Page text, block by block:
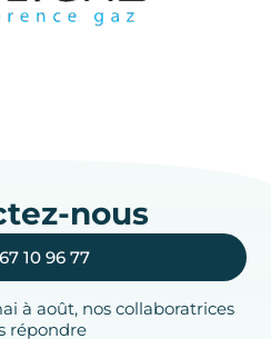
nous
10 96 77
à août, nos collaboratrices
répondre